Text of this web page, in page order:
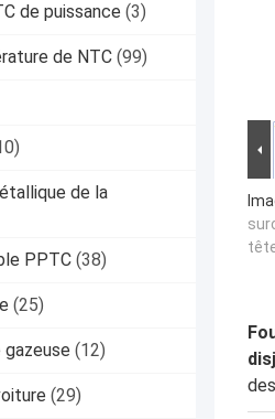
de puissance (3)
de NTC (99)
de la
PPTC (38)
(25)
gazeuse (12)
(29)